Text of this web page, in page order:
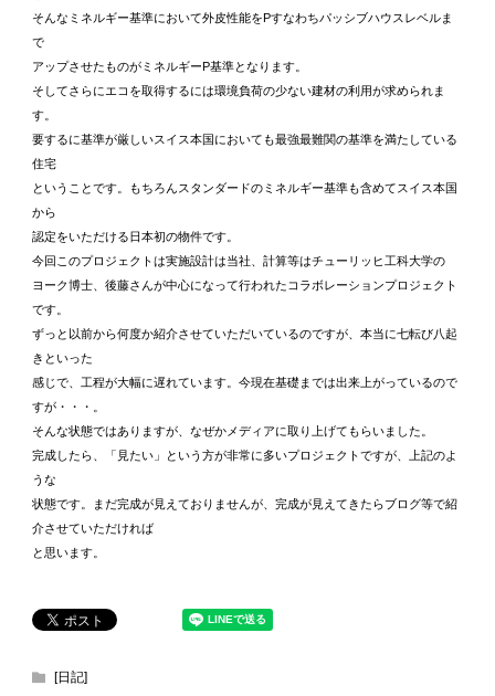
そんなミネルギー基準において外皮性能をPすなわちパッシブハウスレベルま
で
アップさせたものがミネルギーP基準となります。
そしてさらにエコを取得するには環境負荷の少ない建材の利用が求められま
す。
要するに基準が厳しいスイス本国においても最強最難関の基準を満たしている
住宅
ということです。もちろんスタンダードのミネルギー基準も含めてスイス本国
から
認定をいただける日本初の物件です。
今回このプロジェクトは実施設計は当社、計算等はチューリッヒ工科大学の
ヨーク博士、後藤さんが中心になって行われたコラボレーションプロジェクト
です。
ずっと以前から何度か紹介させていただいているのですが、本当に七転び八起
きといった
感じで、工程が大幅に遅れています。今現在基礎までは出来上がっているので
すが・・・。
そんな状態ではありますが、なぜかメディアに取り上げてもらいました。
完成したら、「見たい」という方が非常に多いプロジェクトですが、上記のよ
うな
状態です。まだ完成が見えておりませんが、完成が見えてきたらブログ等で紹
介させていただければ
と思います。
[日記]